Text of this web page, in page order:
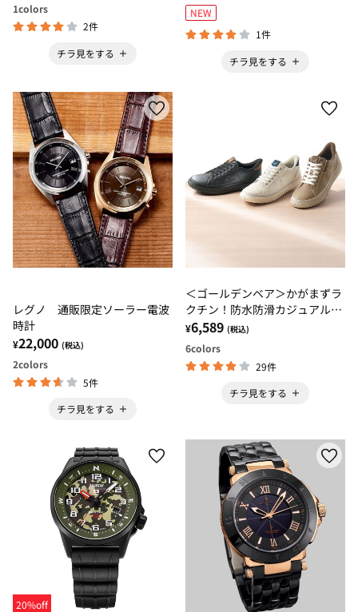
1colors
2件
チラ見をする
NEW
1件
チラ見をする
レグノ 通販限定ソーラー電波
時計
¥22,000 (税込)
2colors
5件
チラ見をする
＜ゴールデンベア＞かがまずラ
クチン！防水防滑カジュアルシ
ューズ
¥6,589 (税込)
6colors
29件
チラ見をする
20%off